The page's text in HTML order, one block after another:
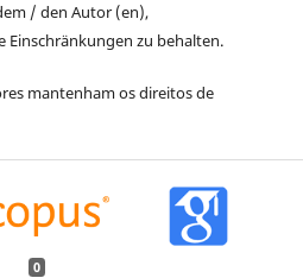
/ den Autor (en),
zu behalten.
mantenham os direitos de
0